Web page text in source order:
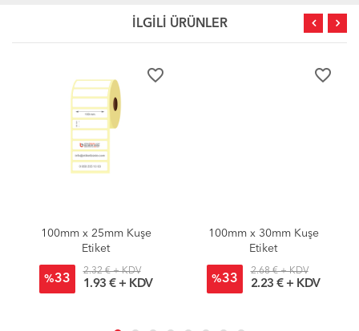
İLGİLİ ÜRÜNLER
favorite_border
100mm x 25mm Kuşe
Etiket
%33
2.32 € + KDV
1.93 € + KDV
favorite_border
100mm x 30mm Kuşe
Etiket
%33
2.68 € + KDV
2.23 € + KDV